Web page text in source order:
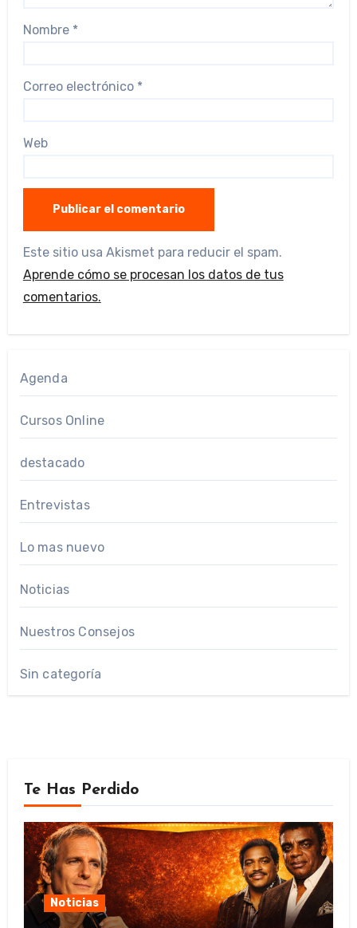
Nombre *
Correo electrónico *
Web
Este sitio usa Akismet para reducir el spam.
Aprende cómo se procesan los datos de tus
comentarios.
Agenda
Cursos Online
destacado
Entrevistas
Lo mas nuevo
Noticias
Nuestros Consejos
Sin categoría
Te Has Perdido
Noticias